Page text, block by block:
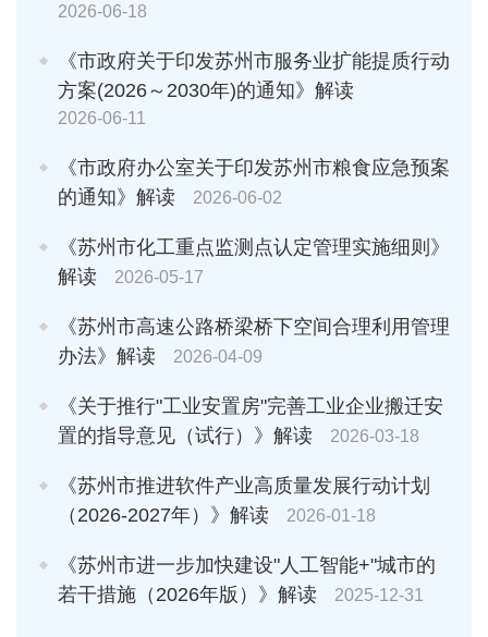
2026-06-18
《市政府关于印发苏州市服务业扩能提质行动
方案(2026～2030年)的通知》解读
2026-06-11
《市政府办公室关于印发苏州市粮食应急预案
的通知》解读
2026-06-02
《苏州市化工重点监测点认定管理实施细则》
解读
2026-05-17
《苏州市高速公路桥梁桥下空间合理利用管理
办法》解读
2026-04-09
《关于推行"工业安置房"完善工业企业搬迁安
置的指导意见（试行）》解读
2026-03-18
《苏州市推进软件产业高质量发展行动计划
（2026-2027年）》解读
2026-01-18
《苏州市进一步加快建设"人工智能+"城市的
若干措施（2026年版）》解读
2025-12-31